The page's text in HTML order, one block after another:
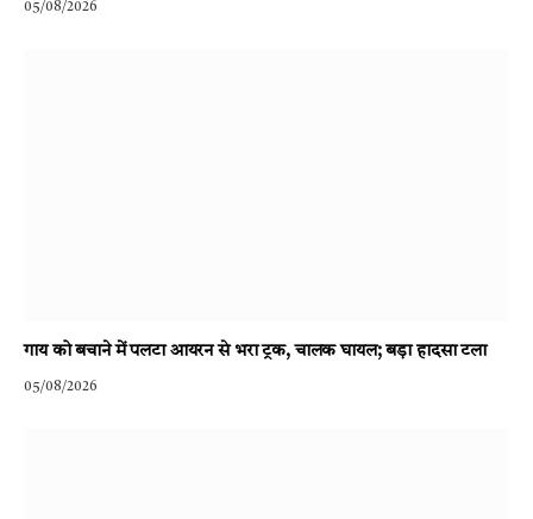
05/08/2026
गाय को बचाने में पलटा आयरन से भरा ट्रक, चालक घायल; बड़ा हादसा टला
05/08/2026